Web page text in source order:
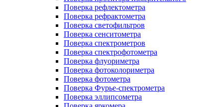
Поверка рефлектометра
Поверка рефрактометра
Поверка светофильтров
Поверка сенситометра
Поверка спектрометров
Поверка спектрофотометра
Поверка флуориметра
Поверка фотоколориметра
Поверка фотометра
Поверка Фурье-спектрометра
Поверка эллипсометра